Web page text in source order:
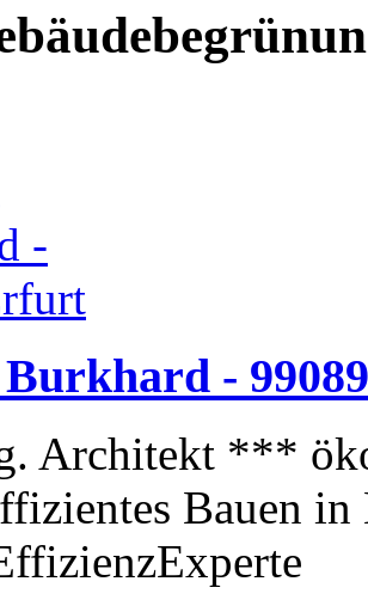
Burkhard -
Architekt ***
Bauen